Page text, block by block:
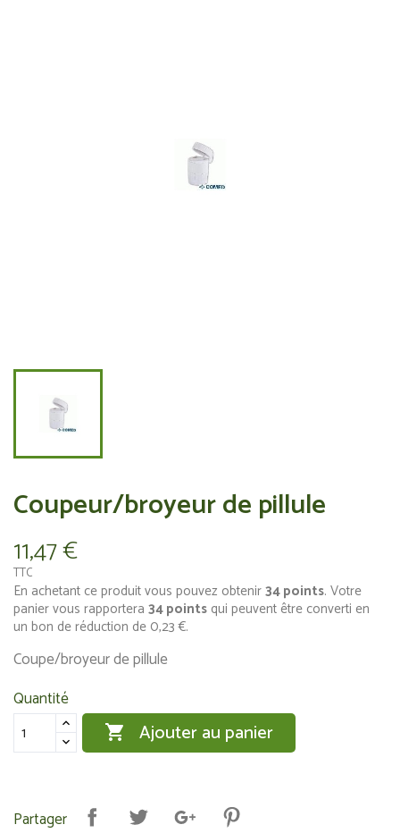
Coupeur/broyeur de pillule
11,47 €
TTC
En achetant ce produit vous pouvez obtenir34points. Votre
panier vous rapportera 34points qui peuvent être converti en
un bon de réduction de 0,23 €.
Coupe/broyeur de pillule
Quantité
 Ajouter au panier
Partager